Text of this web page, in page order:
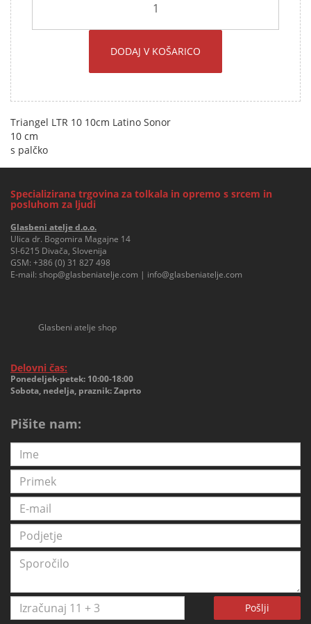
DODAJ V KOŠARICO
Triangel LTR 10 10cm Latino Sonor
10 cm
s palčko
Specializirana trgovina za tolkala in opremo s srcem in
posluhom za ljudi
Glasbeni atelje d.o.o.
Ulica dr. Bogomira Magajne 14
SI-6215 Divača, Slovenija
GSM: +386 (0) 31 827 498
E-mail: shop@glasbeniatelje.com | info@glasbeniatelje.com
Glasbeni atelje shop
Delovni čas:
Ponedeljek-petek: 10:00-18:00
Sobota, nedelja, praznik: Zaprto
Pišite nam:
Pošlji